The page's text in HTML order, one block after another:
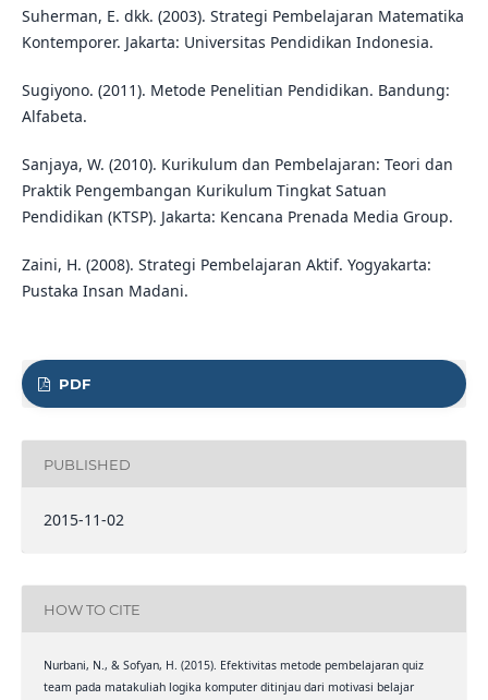
Suherman, E. dkk. (2003). Strategi Pembelajaran Matematika
Kontemporer. Jakarta: Universitas Pendidikan Indonesia.
Sugiyono. (2011). Metode Penelitian Pendidikan. Bandung:
Alfabeta.
Sanjaya, W. (2010). Kurikulum dan Pembelajaran: Teori dan
Praktik Pengembangan Kurikulum Tingkat Satuan
Pendidikan (KTSP). Jakarta: Kencana Prenada Media Group.
Zaini, H. (2008). Strategi Pembelajaran Aktif. Yogyakarta:
Pustaka Insan Madani.
PDF
PUBLISHED
2015-11-02
HOW TO CITE
Nurbani, N., & Sofyan, H. (2015). Efektivitas metode pembelajaran quiz
team pada matakuliah logika komputer ditinjau dari motivasi belajar